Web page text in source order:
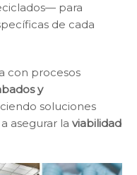
para
de cada
con procesos
y
soluciones
asegurar la viabilidad